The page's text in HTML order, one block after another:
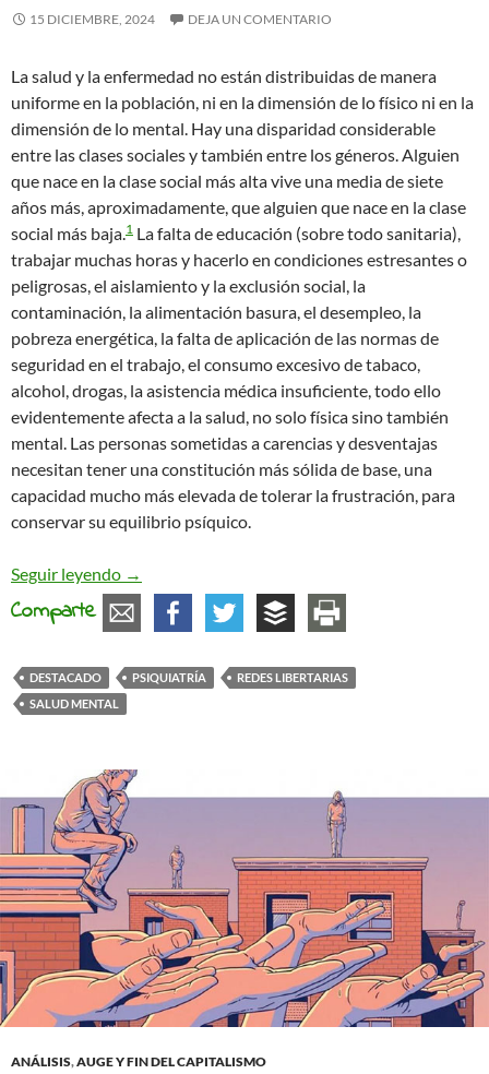
15 DICIEMBRE, 2024 DEJA UN COMENTARIO
La salud y la enfermedad no están distribuidas de manera
uniforme en la población, ni en la dimensión de lo físico ni en la
dimensión de lo mental. Hay una disparidad considerable
entre las clases sociales y también entre los géneros. Alguien
que nace en la clase social más alta vive una media de siete
años más, aproximadamente, que alguien que nace en la clase
social más baja. 1 La falta de educación (sobre todo sanitaria),
trabajar muchas horas y hacerlo en condiciones estresantes o
peligrosas, el aislamiento y la exclusión social, la
contaminación, la alimentación basura, el desempleo, la
pobreza energética, la falta de aplicación de las normas de
seguridad en el trabajo, el consumo excesivo de tabaco,
alcohol, drogas, la asistencia médica insuficiente, todo ello
evidentemente afecta a la salud, no solo física sino también
mental. Las personas sometidas a carencias y desventajas
necesitan tener una constitución más sólida de base, una
capacidad mucho más elevada de tolerar la frustración, para
conservar su equilibrio psíquico.
Seguir leyendo Salud mental y género. En defensa de la
→
Comparte
DESTACADO PSIQUIATRÍA
REDES LIBERTARIAS
SALUD MENTAL
ANÁLISIS,AUGE Y FIN DEL CAPITALISMO